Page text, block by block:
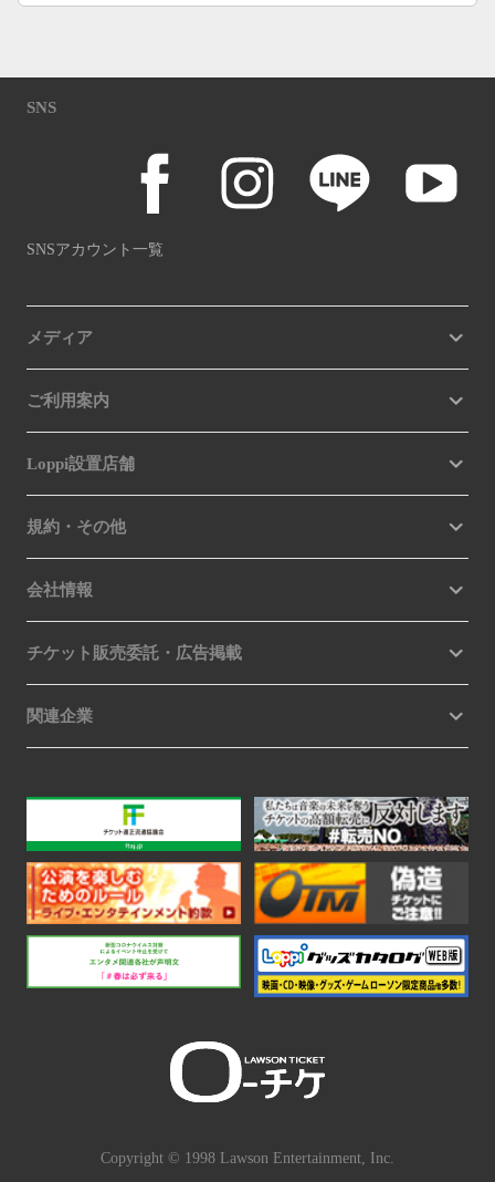
SNS
SNSアカウント一覧
メディア
ご利用案内
Loppi設置店舗
規約・その他
会社情報
チケット販売委託・広告掲載
関連企業
Copyright © 1998 Lawson Entertainment, Inc.